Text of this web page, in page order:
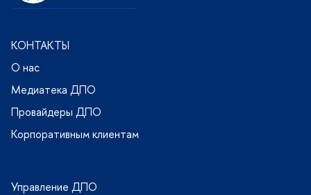
КОНТАКТЫ
О нас
Медиатека ДПО
Провайдеры ДПО
Корпоративным клиентам
Управление ДПО